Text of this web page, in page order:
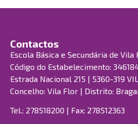
Contactos
Escola Básica e Secundária de Vila
Código do Estabelecimento:
Estrada Nacional 215 | 5360-319
Concelho: Vila Flor | Distrito:
Tel.: 278518200 | Fax: 278512363